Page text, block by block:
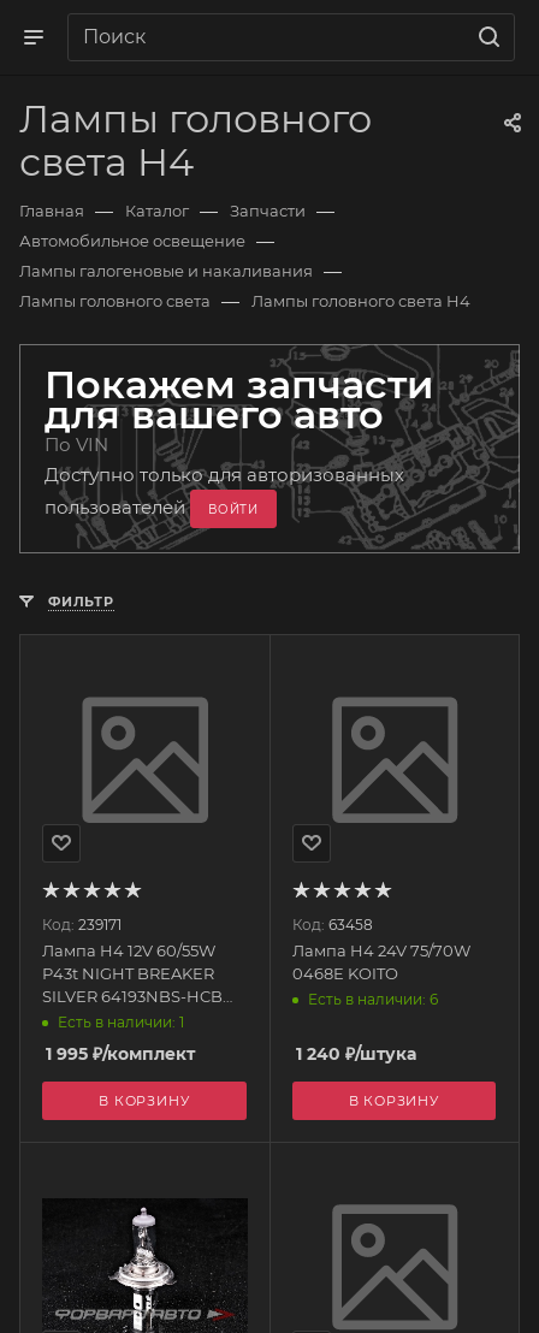
Лампы головного
света H4
Главная — Каталог — Запчасти —
Автомобильное освещение —
Лампы галогеновые и накаливания —
Лампы головного света — Лампы головного света H4
Покажем запчасти
для вашего авто
По VIN
Доступно только для авторизованных
пользователей
ВОЙТИ
ФИЛЬТР
Код: 239171
Лампа H4 12V 60/55W
Р43t NIGHT BREAKER
SILVER 64193NBS-HCB
OSRAM
Есть в наличии: 1
1 995 ₽/комплект
В КОРЗИНУ
Код: 63458
Лампа H4 24V 75/70W
0468E KOITO
Есть в наличии: 6
1 240 ₽/штука
В КОРЗИНУ